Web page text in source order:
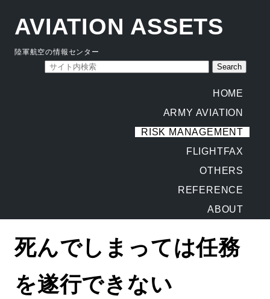
AVIATION ASSETS
陸軍航空の情報センター
HOME
ARMY AVIATION
RISK MANAGEMENT
FLIGHTFAX
OTHERS
REFERENCE
ABOUT
死んでしまっては任務
を遂行できない